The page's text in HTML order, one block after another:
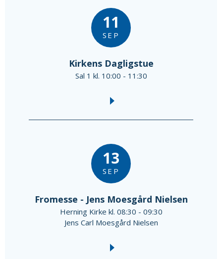
11
SEP
Kirkens Dagligstue
Sal 1 kl. 10:00 - 11:30
13
SEP
Fromesse - Jens Moesgård Nielsen
Herning Kirke kl. 08:30 - 09:30
Jens Carl Moesgård Nielsen